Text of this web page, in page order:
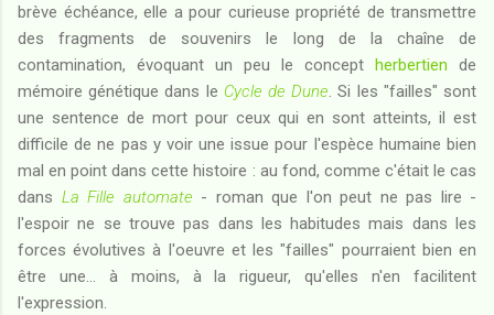
brève échéance, elle a pour curieuse propriété de transmettre
des fragments de souvenirs le long de la chaîne de
contamination, évoquant un peu le concept herbertien de
mémoire génétique dans le Cycle de Dune. Si les "failles" sont
une sentence de mort pour ceux qui en sont atteints, il est
difficile de ne pas y voir une issue pour l'espèce humaine bien
mal en point dans cette histoire : au fond, comme c'était le cas
dans La Fille automate - roman que l'on peut ne pas lire -
l'espoir ne se trouve pas dans les habitudes mais dans les
forces évolutives à l'oeuvre et les "failles" pourraient bien en
être une... à moins, à la rigueur, qu'elles n'en facilitent
l'expression.